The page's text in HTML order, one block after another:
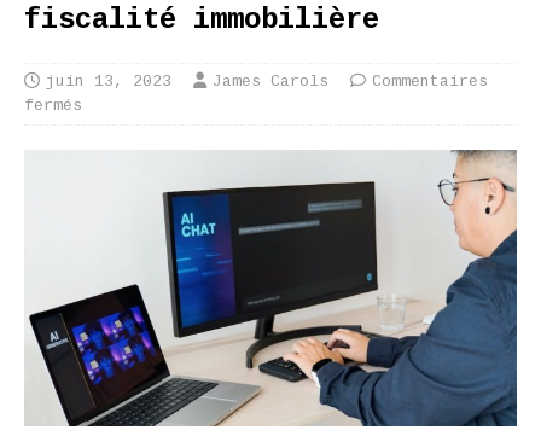
fiscalité immobilière
juin 13, 2023 James Carols
Commentaires
fermés